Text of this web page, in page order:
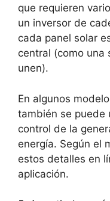
que requieren
un inversor de
cada panel solar
central (como una
unen).
En algunos
también se puede
control de la
energía. Según el
estos detalles en
aplicación.